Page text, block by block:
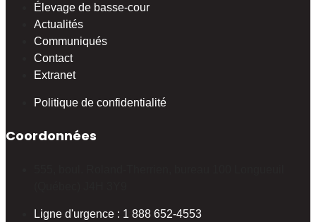
Élevage de basse-cour
Actualités
Communiqués
Contact
Extranet
Politique de confidentialité
Coordonnées
Ligne d'urgence : 1 888 652-4553